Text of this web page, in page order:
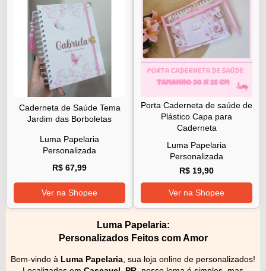
Caderneta de Saúde Tema
Jardim das Borboletas
Luma Papelaria
Personalizada
R$ 67,99
Ver na Shopee
Porta Caderneta de saúde de
Plástico Capa para
Caderneta
Luma Papelaria
Personalizada
R$ 19,90
Ver na Shopee
Luma Papelaria:
Personalizados Feitos com Amor
Bem-vindo à Luma Papelaria, sua loja online de personalizados!